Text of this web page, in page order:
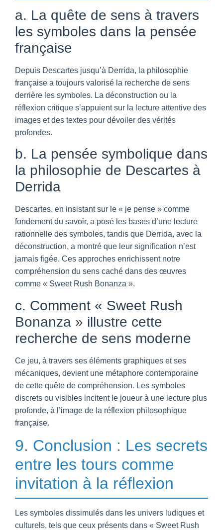
a. La quête de sens à travers
les symboles dans la pensée
française
Depuis Descartes jusqu’à Derrida, la philosophie
française a toujours valorisé la recherche de sens
derrière les symboles. La déconstruction ou la
réflexion critique s’appuient sur la lecture attentive des
images et des textes pour dévoiler des vérités
profondes.
b. La pensée symbolique dans
la philosophie de Descartes à
Derrida
Descartes, en insistant sur le « je pense » comme
fondement du savoir, a posé les bases d’une lecture
rationnelle des symboles, tandis que Derrida, avec la
déconstruction, a montré que leur signification n’est
jamais figée. Ces approches enrichissent notre
compréhension du sens caché dans des œuvres
comme « Sweet Rush Bonanza ».
c. Comment « Sweet Rush
Bonanza » illustre cette
recherche de sens moderne
Ce jeu, à travers ses éléments graphiques et ses
mécaniques, devient une métaphore contemporaine
de cette quête de compréhension. Les symboles
discrets ou visibles incitent le joueur à une lecture plus
profonde, à l’image de la réflexion philosophique
française.
9. Conclusion : Les secrets
entre les tours comme
invitation à la réflexion
Les symboles dissimulés dans les univers ludiques et
culturels, tels que ceux présents dans « Sweet Rush